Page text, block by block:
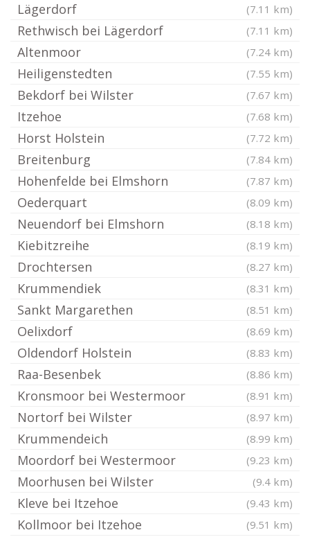
Lägerdorf (7.11 km)
Rethwisch bei Lägerdorf (7.11 km)
Altenmoor (7.24 km)
Heiligenstedten (7.55 km)
Bekdorf bei Wilster (7.67 km)
Itzehoe (7.68 km)
Horst Holstein (7.72 km)
Breitenburg (7.84 km)
Hohenfelde bei Elmshorn (7.87 km)
Oederquart (8.09 km)
Neuendorf bei Elmshorn (8.18 km)
Kiebitzreihe (8.19 km)
Drochtersen (8.27 km)
Krummendiek (8.31 km)
Sankt Margarethen (8.51 km)
Oelixdorf (8.69 km)
Oldendorf Holstein (8.83 km)
Raa-Besenbek (8.86 km)
Kronsmoor bei Westermoor (8.91 km)
Nortorf bei Wilster (8.97 km)
Krummendeich (8.99 km)
Moordorf bei Westermoor (9.23 km)
Moorhusen bei Wilster (9.4 km)
Kleve bei Itzehoe (9.43 km)
Kollmoor bei Itzehoe (9.51 km)